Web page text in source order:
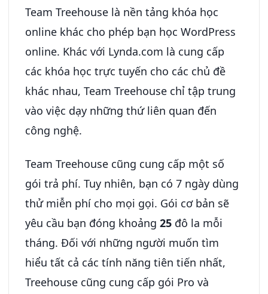
Team Treehouse là nền tảng khóa học
online khác cho phép bạn học WordPress
online. Khác với Lynda.com là cung cấp
các khóa học trực tuyến cho các chủ đề
khác nhau, Team Treehouse chỉ tập trung
vào việc dạy những thứ liên quan đến
công nghệ.
Team Treehouse cũng cung cấp một số
gói trả phí. Tuy nhiên, bạn có 7 ngày dùng
thử miễn phí cho mọi gọi. Gói cơ bản sẽ
yêu cầu bạn đóng khoảng 25 đô la mỗi
tháng. Đối với những người muốn tìm
hiểu tất cả các tính năng tiên tiến nhất,
Treehouse cũng cung cấp gói Pro và